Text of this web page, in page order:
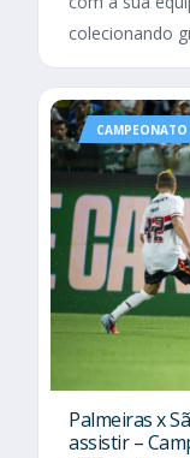
colecionando
Palmeiras x
assistir –